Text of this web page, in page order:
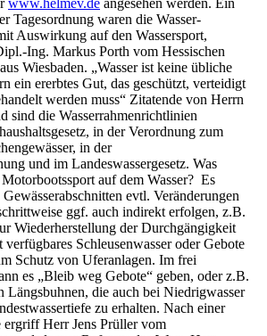
www.helmev.de angesehen werden. Ein
Tagesordnung waren die Wasser-
Auswirkung auf den Wassersport,
Ing. Markus Porth vom Hessischen
Wiesbaden. „Wasser ist keine übliche
ein ererbtes Gut, das geschützt, verteidigt
werden muss“ Zitatende von Herrn
sind die Wasserrahmenrichtlinien
in der Verordnung zum
in der
und im Landeswassergesetz. Was
auf dem Wasser? Es
evtl. Veränderungen
ggf. auch indirekt erfolgen, z.B.
Wiederherstellung der Durchgängigkeit
Schleusenwasser oder Gebote
Schutz von Uferanlagen. Im frei
es „Bleib weg Gebote“ geben, oder z.B.
Längsbuhnen, die auch bei Niedrigwasser
zu erhalten. Nach einer
ergriff Herr Jens Prüller vom